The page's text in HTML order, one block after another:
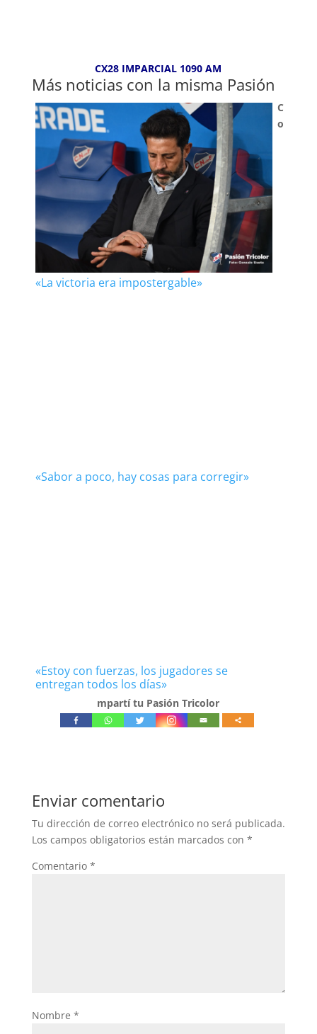
CX28 IMPARCIAL 1090 AM
Más noticias con la misma Pasión
«La victoria era impostergable»
«Sabor a poco, hay cosas para corregir»
«Estoy con fuerzas, los jugadores se
entregan todos los días»
C
o
mpartí tu Pasión Tricolor
Enviar comentario
Tu dirección de correo electrónico no será publicada.
Los campos obligatorios están marcados con *
Comentario *
Nombre *